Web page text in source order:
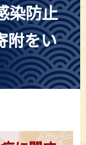
染防止
附をい